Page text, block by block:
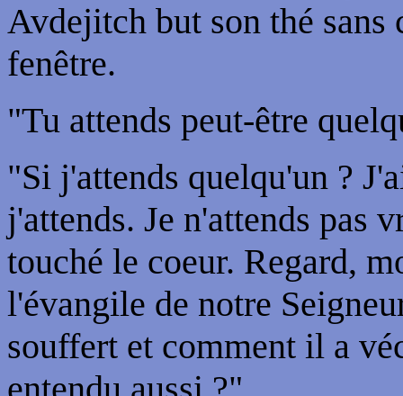
Avdejitch but son thé sans
fenêtre.
"Tu attends peut-être
"Si j'attends quelqu'un ?
j'attends. Je n'attends pas
touché le coeur. Regard,
l'évangile de notre
souffert et comment il a